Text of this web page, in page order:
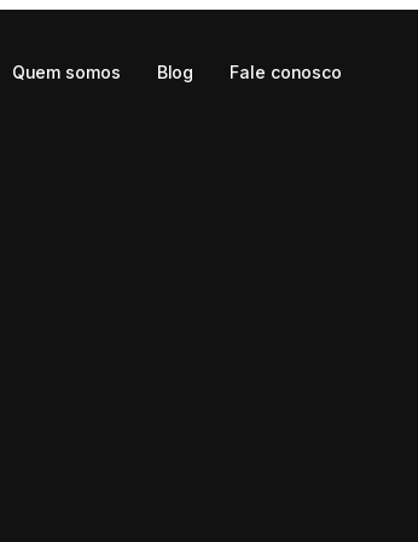
Quem somos Blog Fale conosco